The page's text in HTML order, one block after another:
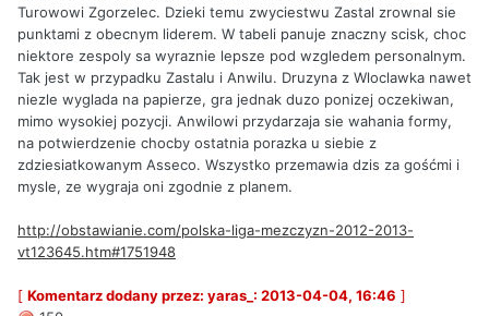
Turowowi Zgorzelec. Dzieki temu zwyciestwu Zastal zrownal sie
punktami z obecnym liderem. W tabeli panuje znaczny scisk, choc
niektore zespoly sa wyraznie lepsze pod wzgledem personalnym.
Tak jest w przypadku Zastalu i Anwilu. Druzyna z Wloclawka nawet
niezle wyglada na papierze, gra jednak duzo ponizej oczekiwan,
mimo wysokiej pozycji. Anwilowi przydarzaja sie wahania formy,
na potwierdzenie chocby ostatnia porazka u siebie z
zdziesiatkowanym Asseco. Wszystko przemawia dzis za gośćmi i
mysle, ze wygraja oni zgodnie z planem.
http://obstawianie.com/polska-liga-mezczyzn-2012-2013-
vt123645.htm#1751948
[ Komentarz dodany przez: yaras_: 2013-04-04, 16:46 ]